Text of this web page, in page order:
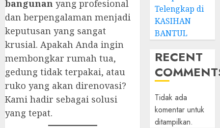
bangunan yang profesional
dan berpengalaman menjadi
keputusan yang sangat
krusial. Apakah Anda ingin
membongkar rumah tua,
gedung tidak terpakai, atau
ruko yang akan direnovasi?
Kami hadir sebagai solusi
yang tepat.
Telengkap di
KASIHAN
BANTUL
RECENT
Tidak ada
komentar untuk
ditampilkan.